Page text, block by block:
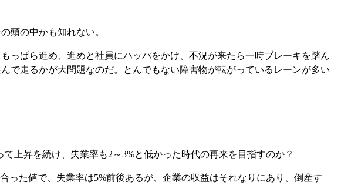
頭の中かも知れない。
っぱら進め、進めと社員にハッパをかけ、不況が来たら一時ブレーキを踏ん
で走るかが大問題なのだ。とんでもない障害物が転がっているレーンが多い
上昇を続け、失業率も2～3%と低かった時代の再来を目指すのか？
った値で、失業率は5%前後あるが、企業の収益はそれなりにあり、倒産す